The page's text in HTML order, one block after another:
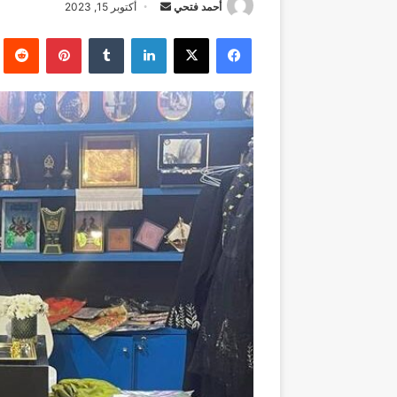
أحمد فتحي
أرسل
إلكترونيا
أكتوبر 15, 2023
فيسبوك ‫X لينكدإن بينتيريست